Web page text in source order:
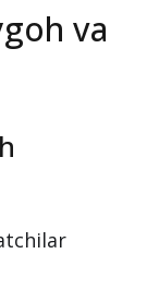
va